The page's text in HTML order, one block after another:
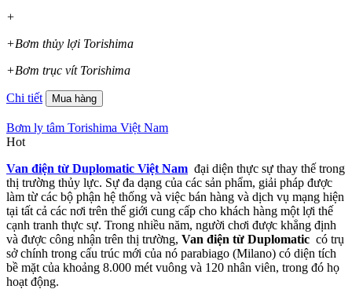
+
+Bơm thủy lợi Torishima
+Bơm trục vít Torishima
Chi tiết Mua hàng
Bơm ly tâm Torishima Việt Nam
Hot
Van điện từ Duplomatic Việt Nam đại diện thực sự thay thế trong
thị trường thủy lực. Sự đa dạng của các sản phẩm, giải pháp được
làm từ các bộ phận hệ thống và việc bán hàng và dịch vụ mạng hiện
tại tất cả các nơi trên thế giới cung cấp cho khách hàng một lợi thế
cạnh tranh thực sự. Trong nhiều năm, người chơi được khẳng định
và được công nhận trên thị trường, Van điện từ Duplomatic có trụ
sở chính trong cấu trúc mới của nó parabiago (Milano) có diện tích
bề mặt của khoảng 8.000 mét vuông và 120 nhân viên, trong đó họ
hoạt động.